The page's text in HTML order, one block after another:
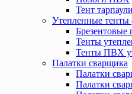
Тент
Утепленные тенты
Брезентовые
Тенты
Тенты ПВХ
Палатки сварщика
Палатки
Палатки